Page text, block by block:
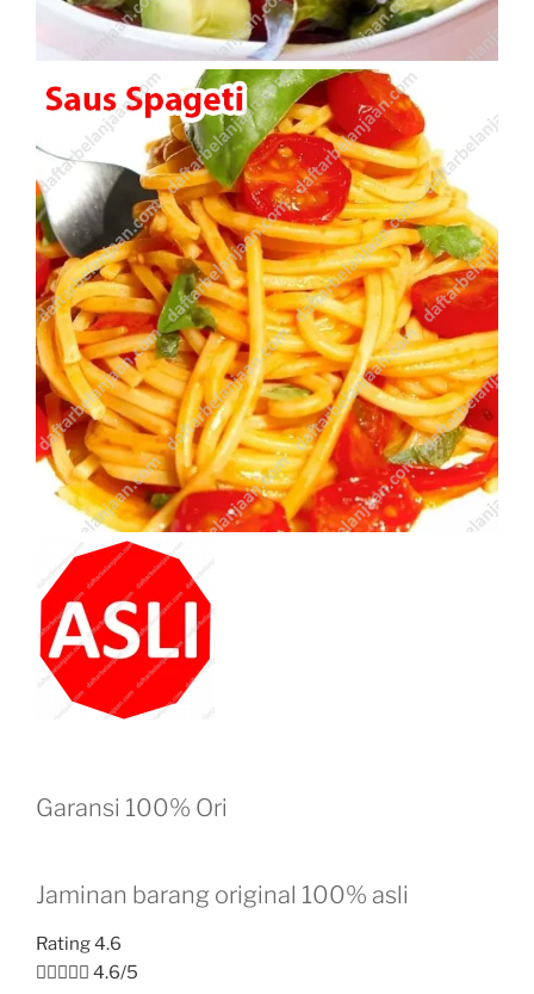
Garansi 100% Ori
Jaminan barang original 100% asli
Rating 4.6
 4.6/5